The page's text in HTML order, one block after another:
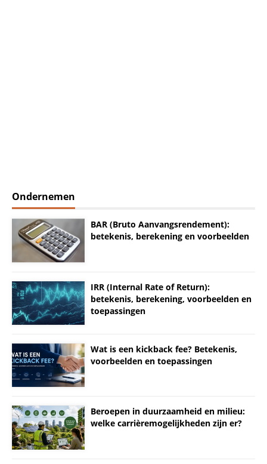
Ondernemen
BAR (Bruto Aanvangsrendement):
betekenis, berekening en voorbeelden
IRR (Internal Rate of Return):
betekenis, berekening, voorbeelden en
toepassingen
Wat is een kickback fee? Betekenis,
voorbeelden en toepassingen
Beroepen in duurzaamheid en milieu:
welke carrièremogelijkheden zijn er?